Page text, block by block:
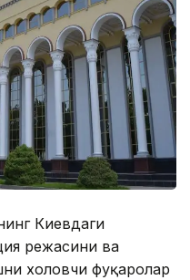
Киевдаги
режасини ва
хоҳловчи фуқаролар